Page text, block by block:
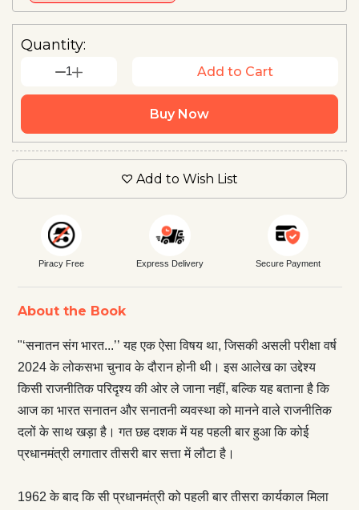
Quantity:
1 Add to Cart
Buy Now
Add to Wish List
Piracy Free Express Delivery Secure Payment
About the Book
"‘सनातन संग भारत...’’ यह एक ऐसा विषय था, जिसकी असली परीक्षा वर्ष
2024 के लोकसभा चुनाव के दौरान होनी थी। इस आलेख का उद्देश्य
किसी राजनीतिक परिदृश्य की ओर ले जाना नहीं, बल्कि यह बताना है कि
आज का भारत सनातन और सनातनी व्यवस्था को मानने वाले राजनीतिक
दलों के साथ खड़ा है। गत छह दशक में यह पहली बार हुआ कि कोई
प्रधानमंत्री लगातार तीसरी बार सत्ता में लौटा है।
1962 के बाद कि सी प्रधानमंत्री को पहली बार तीसरा कार्यकाल मिला